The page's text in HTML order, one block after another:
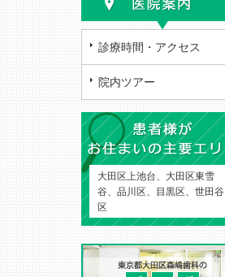
診療時間・アクセス
院内ツアー
大田区上池台、大田区東雪
谷、品川区、目黒区、世田谷
区